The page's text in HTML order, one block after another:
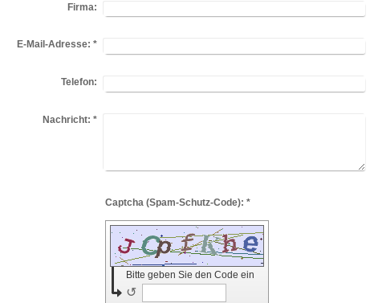
Firma:
E-Mail-Adresse: *
Telefon:
Nachricht: *
Captcha (Spam-Schutz-Code): *
Bitte geben Sie den Code ein
↺